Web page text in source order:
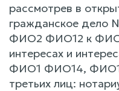
рассмотрев в
гражданское дело
ФИО2 ФИО12 к
интересах и
ФИО1 ФИО14, ФИО1
третьих лиц: